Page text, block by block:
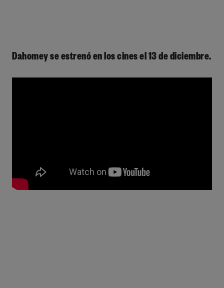
Dahomey se estrenó en los cines el 13 de diciembre.